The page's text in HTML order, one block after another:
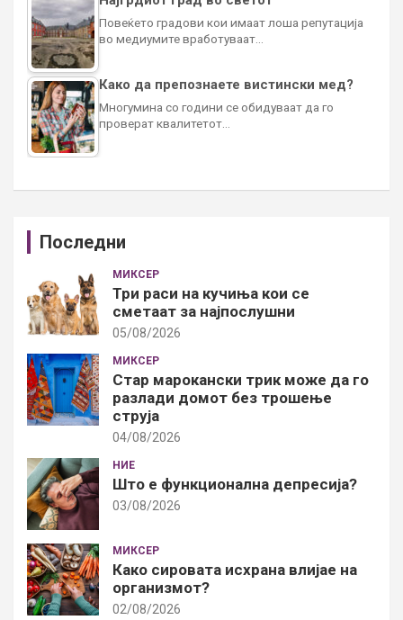
Повеќето градови кои имаат лоша репутација
во медиумите вработуваат…
Како да препознаете вистински мед?
Многумина со години се обидуваат да го
проверат квалитетот…
Последни
МИКСЕР
Три раси на кучиња кои се
сметаат за најпослушни
05/08/2026
МИКСЕР
Стар марокански трик може да го
разлади домот без трошење
струја
04/08/2026
НИЕ
Што е функционална депресија?
03/08/2026
МИКСЕР
Како сировата исхрана влијае на
организмот?
02/08/2026